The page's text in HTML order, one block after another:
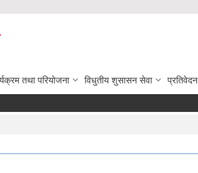
तथा परियोजना विधुतीय शुसासन सेवा प्रतिवेदन